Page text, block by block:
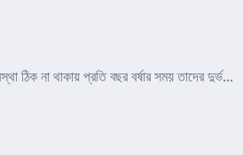
ঠিক না থাকায় প্রতি বছর বর্ষার সময় তাদের দুর্ভ...